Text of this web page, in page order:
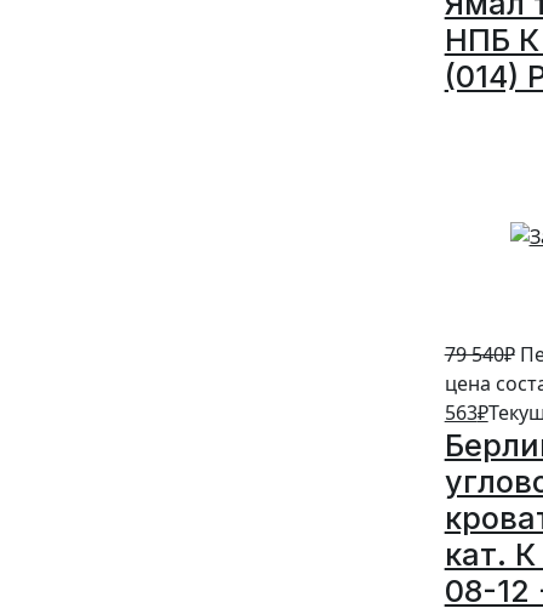
НПБ К
(014)
79 540₽
цена
563₽
кат.
08-12